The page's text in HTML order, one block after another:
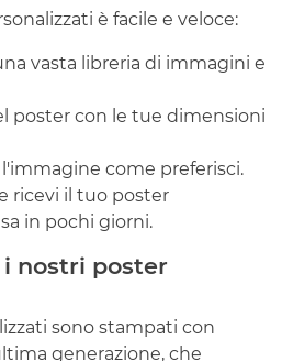
è facile e veloce:
vasta libreria di immagini e
poster con le tue dimensioni
l'immagine come preferisci.
ricevi il tuo poster
in pochi giorni.
i nostri poster
sono stampati con
generazione, che